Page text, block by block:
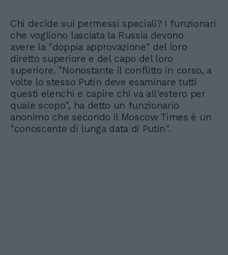
Chi decide sui permessi speciali? I funzionari
che vogliono lasciata la Russia devono
avere la "doppia approvazione" del loro
diretto superiore e del capo del loro
superiore. "Nonostante il conflitto in corso, a
volte lo stesso Putin deve esaminare tutti
questi elenchi e capire chi va all'estero per
quale scopo", ha detto un funzionario
anonimo che secondo il Moscow Times è un
"conoscente di lunga data di Putin".